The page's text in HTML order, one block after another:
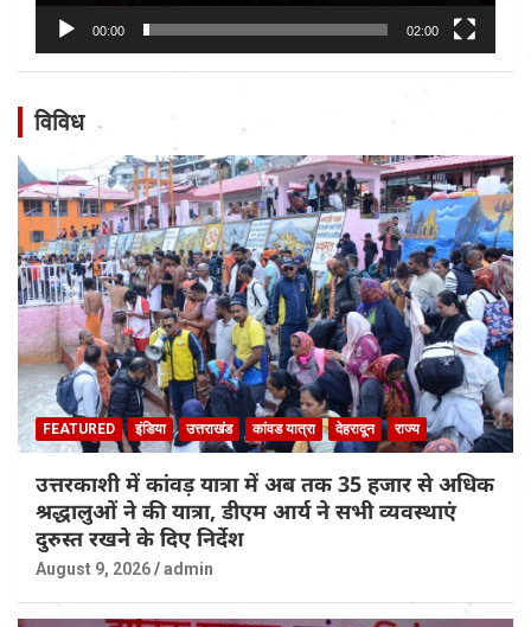
00:00 02:00
विविध
FEATURED इंडिया उत्तराखंड कांवड यात्रा देहरादून राज्य
उत्तरकाशी में कांवड़ यात्रा में अब तक 35 हजार से अधिक
श्रद्धालुओं ने की यात्रा, डीएम आर्य ने सभी व्यवस्थाएं
दुरुस्त रखने के दिए निर्देश
August 9, 2026 admin